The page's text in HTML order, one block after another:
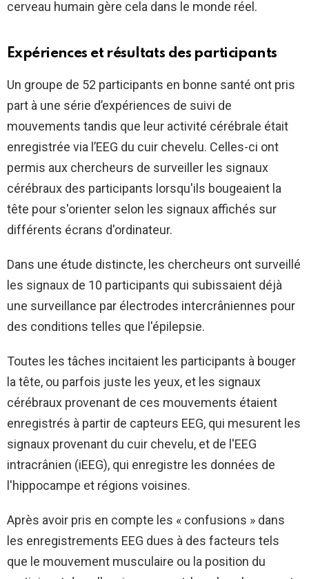
cerveau humain gère cela dans le monde réel.
Expériences et résultats des participants
Un groupe de 52 participants en bonne santé ont pris
part à une série d’expériences de suivi de
mouvements tandis que leur activité cérébrale était
enregistrée via l’EEG du cuir chevelu. Celles-ci ont
permis aux chercheurs de surveiller les signaux
cérébraux des participants lorsqu'ils bougeaient la
tête pour s'orienter selon les signaux affichés sur
différents écrans d'ordinateur.
Dans une étude distincte, les chercheurs ont surveillé
les signaux de 10 participants qui subissaient déjà
une surveillance par électrodes intercrâniennes pour
des conditions telles que l'épilepsie.
Toutes les tâches incitaient les participants à bouger
la tête, ou parfois juste les yeux, et les signaux
cérébraux provenant de ces mouvements étaient
enregistrés à partir de capteurs EEG, qui mesurent les
signaux provenant du cuir chevelu, et de l'EEG
intracrânien (iEEG), qui enregistre les données de
l'hippocampe et régions voisines.
Après avoir pris en compte les « confusions » dans
les enregistrements EEG dues à des facteurs tels
que le mouvement musculaire ou la position du